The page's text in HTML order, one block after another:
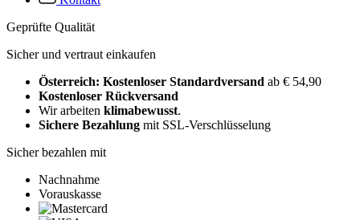
Geprüfte Qualität
Sicher und vertraut einkaufen
Österreich: Kostenloser Standardversand ab € 54,90
Kostenloser Rückversand
Wir arbeiten klimabewusst.
Sichere Bezahlung mit SSL-Verschlüsselung
Sicher bezahlen mit
Nachnahme
Vorauskasse